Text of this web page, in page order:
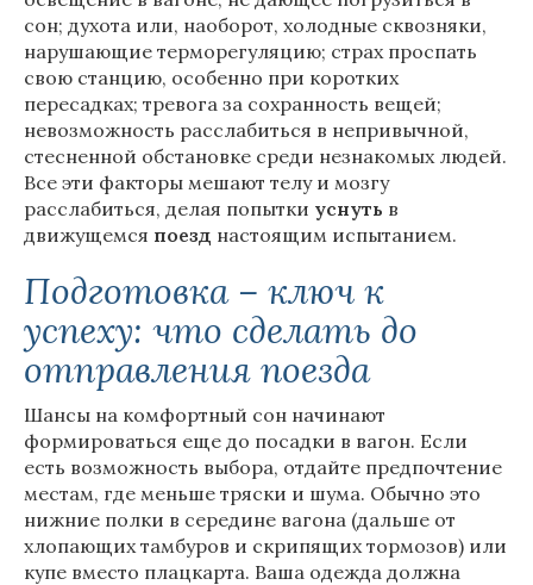
сон; духота или, наоборот, холодные сквозняки,
нарушающие терморегуляцию; страх проспать
свою станцию, особенно при коротких
пересадках; тревога за сохранность вещей;
невозможность расслабиться в непривычной,
стесненной обстановке среди незнакомых людей.
Все эти факторы мешают телу и мозгу
расслабиться, делая попытки уснуть в
движущемся поезд настоящим испытанием.
Подготовка – ключ к
успеху: что сделать до
отправления поезда
Шансы на комфортный сон начинают
формироваться еще до посадки в вагон. Если
есть возможность выбора, отдайте предпочтение
местам, где меньше тряски и шума. Обычно это
нижние полки в середине вагона (дальше от
хлопающих тамбуров и скрипящих тормозов) или
купе вместо плацкарта. Ваша одежда должна